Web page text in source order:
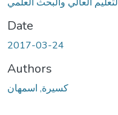
Date
2017-03-24
Authors
كسيرة, اسمهان